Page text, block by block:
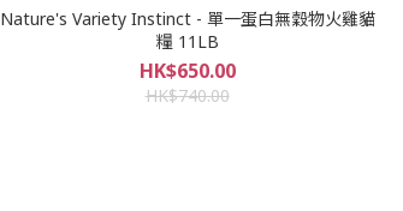
Nature's Variety Instinct - 單一蛋白無穀物火雞貓
糧 11LB
HK$650.00
HK$740.00